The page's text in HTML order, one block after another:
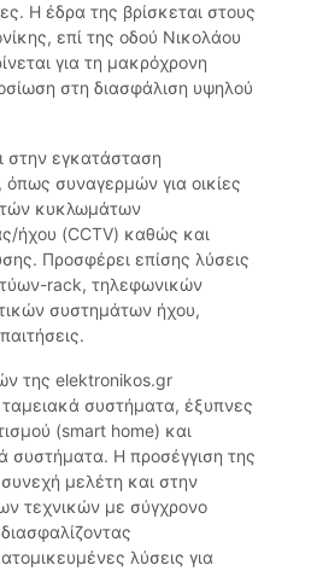
Η έδρα της βρίσκεται στους
επί της οδού Νικολάου
για τη μακρόχρονη
στη διασφάλιση υψηλού
στην εγκατάσταση
συναγερμών για οικίες
κυκλωμάτων
ήχου (CCTV) καθώς και
Προσφέρει επίσης λύσεις
rack, τηλεφωνικών
συστημάτων ήχου,
της elektronikos.gr
συστήματα, έξυπνες
(smart home) και
συστήματα. Η προσέγγιση της
συνεχή μελέτη και στην
τεχνικών με σύγχρονο
λύσεις για